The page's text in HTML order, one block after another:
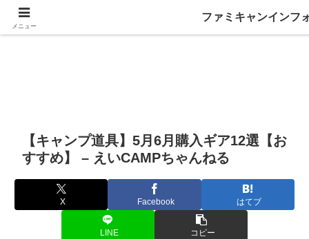
【キャンプ道具】5月6月購入ギア12選【お
すすめ】 – えいCAMPちゃんねる
X Facebook はてブ
LINE コピー
メニュー
ファミキャンインフ